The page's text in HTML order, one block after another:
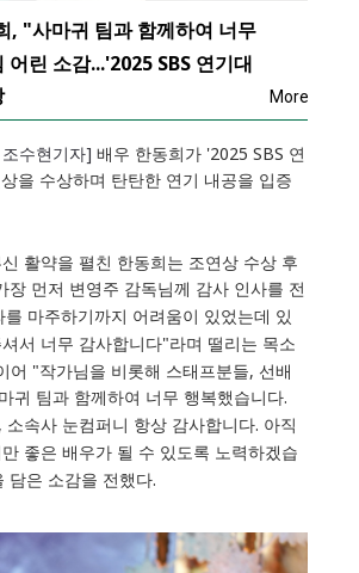
, "사마귀 팀과 함께하여 너무
린 소감...'2025 SBS 연기대
More
수현기자] 배우 한동희가 '2025 SBS 연
을 수상하며 탄탄한 연기 내공을 입증
활약을 펼친 한동희는 조연상 수상 후
장 먼저 변영주 감독님께 감사 인사를 전
를 마주하기까지 어려움이 있었는데 있
서 너무 감사합니다"라며 떨리는 목소
어 "작가님을 비롯해 스태프분들, 선배
귀 팀과 함께하여 너무 행복했습니다.
소속사 눈컴퍼니 항상 감사합니다. 아직
좋은 배우가 될 수 있도록 노력하겠습
담은 소감을 전했다.